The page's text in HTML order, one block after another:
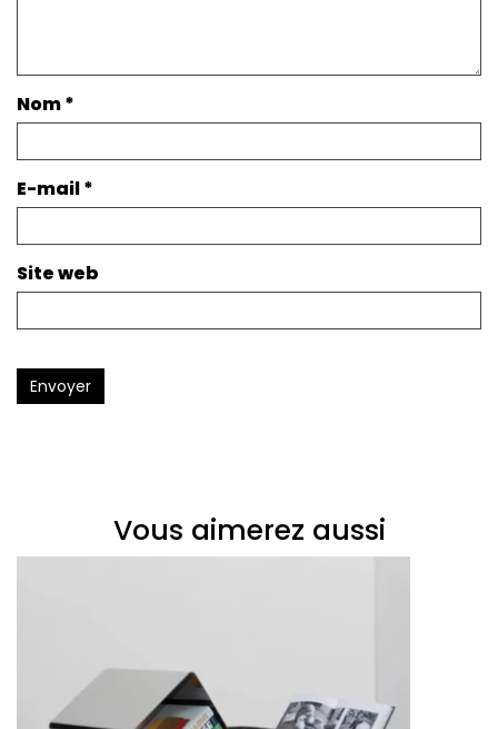
Nom*
E-mail*
Site web
Envoyer
Vous aimerez aussi